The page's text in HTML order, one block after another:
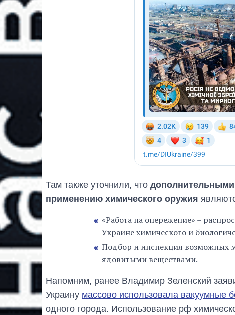
Там также уточнили, что
применению химического оружия
«Работа на опережение» –
Украине химического и
Подбор и инспекция возможных
ядовитыми веществами.
Напомним, ранее Владимир Зеленский
Украину массово использовала вакуумные
одного города. Использование рф